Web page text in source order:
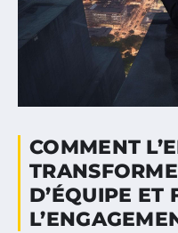
COMMENT
D’ÉQUIPE ET